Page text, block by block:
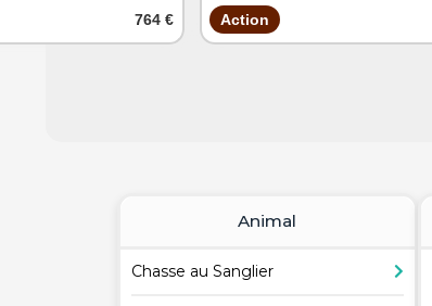
764 €
Action
Animal
Chasse au Sanglier